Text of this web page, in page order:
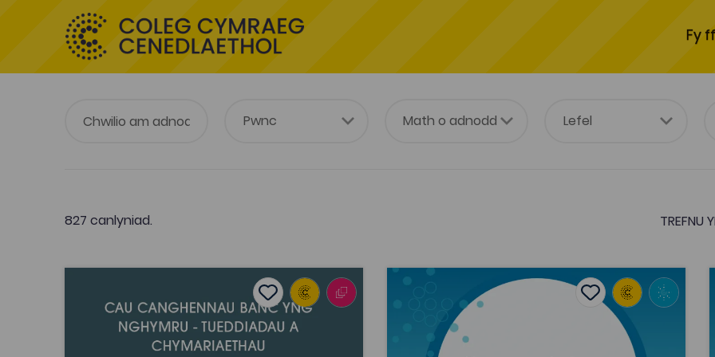
Fy
827 canlyniad. TREFNU
Cau canghennau banc yng Nghymru – Tueddiadau a chymariaethau
Add to favourites
Dyddiad cyhoeddi: 2017 Add to favourites
Cau canghennau banc yng Nghymru –
Tueddiadau a chymariaethau
Nia Davies Williams, 'Canu i'r Cof: Effeithiau
Add to favourites
Dyddiad cyhoeddi: 2017 Add to favourites
Nia Davies Williams, 'Canu i'r Cof:
Effeithiau prosiect Singing for the